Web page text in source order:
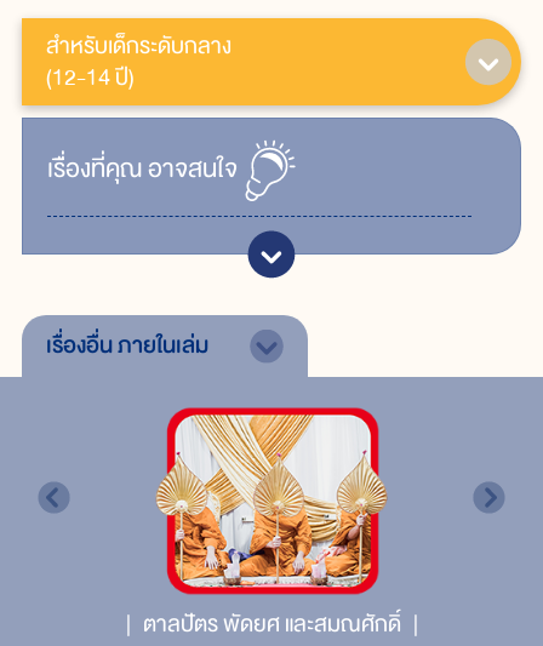
สำหรับเด็กระดับกลาง
(12-14 ปี)
เรื่ิองที่คุณอาจสนใจ
เรื่องอื่นภายในเล่ม
ตาลปัตร พัดยศ และสมณศักดิ์